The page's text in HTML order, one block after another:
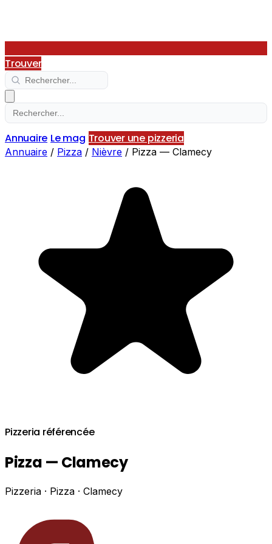
Trouver
Annuaire Le mag Trouver une pizzeria
Annuaire / Pizza / Nièvre / Pizza — Clamecy
Pizzeria référencée
Pizza — Clamecy
Pizzeria · Pizza · Clamecy